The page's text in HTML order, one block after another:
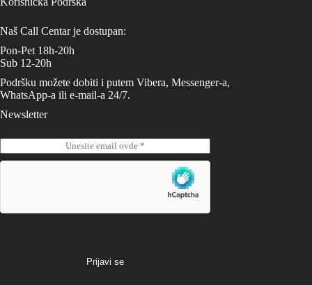
Naš Call Centar je dostupan:
Pon-Pet 18h-20h
Sub 12-20h
Podršku možete dobiti i putem Vibera, Messenger-a,
WhatsApp-a ili e-mail-a 24/7.
Newsletter
m
Prijavi se